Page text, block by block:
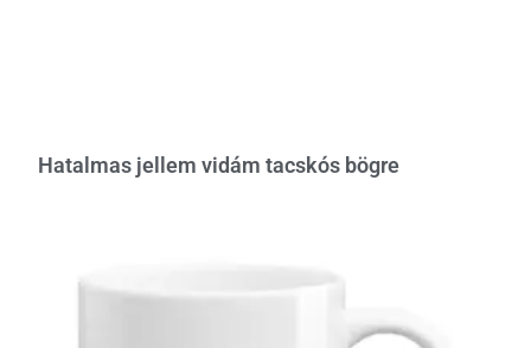
Hatalmas jellem vidám tacskós bögre